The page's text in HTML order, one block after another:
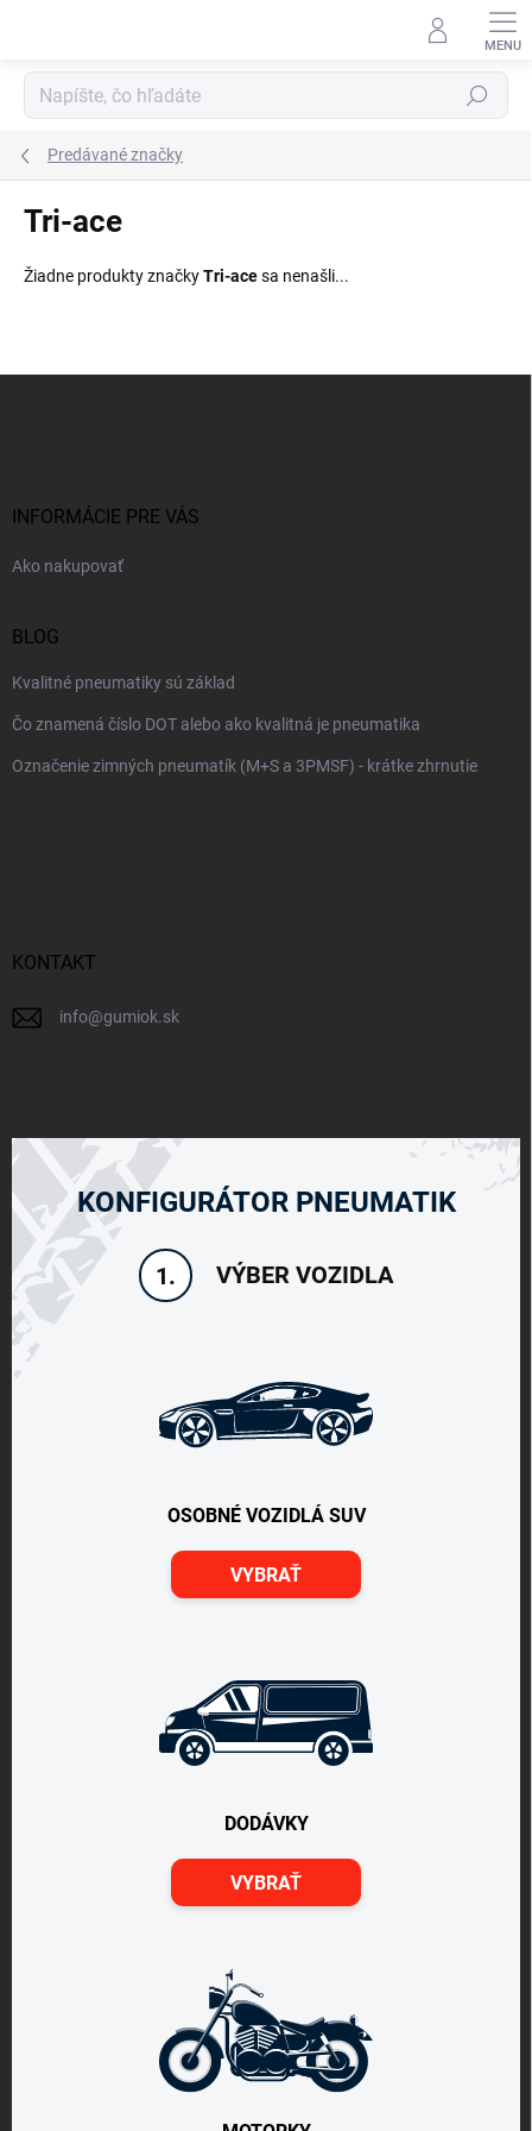
Hľadať
Predávané značky
Tri-ace
Žiadne produkty značkyTri-acesa nenašli...
INFORMÁCIE PRE VÁS
Ako nakupovať
BLOG
Kvalitné pneumatiky sú základ
Čo znamená číslo DOT alebo ako kvalitná je pneumatika
Označenie zimných pneumatík (M+S a 3PMSF) - krátke zhrnutie
KONTAKT
info@gumiok.sk
KONFIGURÁTOR PNEUMATIK
1. VÝBER VOZIDLA
OSOBNÉ VOZIDLÁ SUV
VYBRAŤ
DODÁVKY
VYBRAŤ